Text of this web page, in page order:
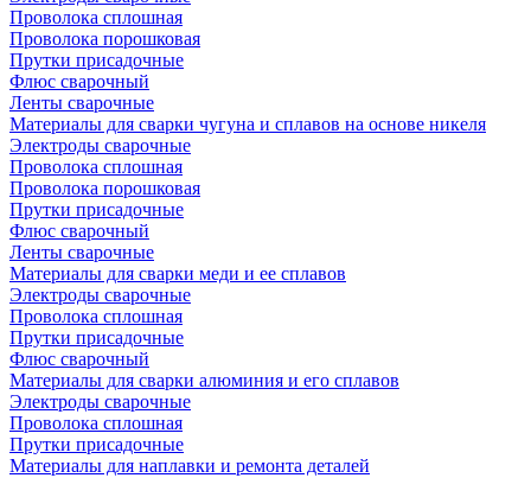
Проволока сплошная
Проволока порошковая
Прутки присадочные
Флюс сварочный
Ленты сварочные
Материалы для сварки чугуна и сплавов на основе никеля
Электроды сварочные
Проволока сплошная
Проволока порошковая
Прутки присадочные
Флюс сварочный
Ленты сварочные
Материалы для сварки меди и ее сплавов
Электроды сварочные
Проволока сплошная
Прутки присадочные
Флюс сварочный
Материалы для сварки алюминия и его сплавов
Электроды сварочные
Проволока сплошная
Прутки присадочные
Материалы для наплавки и ремонта деталей